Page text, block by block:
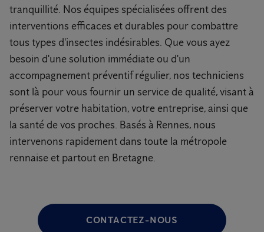
tranquillité. Nos équipes spécialisées offrent des
interventions efficaces et durables pour combattre
tous types d'insectes indésirables. Que vous ayez
besoin d'une solution immédiate ou d'un
accompagnement préventif régulier, nos techniciens
sont là pour vous fournir un service de qualité, visant à
préserver votre habitation, votre entreprise, ainsi que
la santé de vos proches. Basés à Rennes, nous
intervenons rapidement dans toute la métropole
rennaise et partout en Bretagne.
CONTACTEZ-NOUS